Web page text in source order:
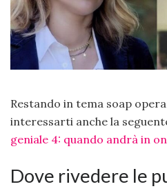
Restando in tema soap
interessarti anche la
geniale 4: quando andrà in
Dove rivedere le